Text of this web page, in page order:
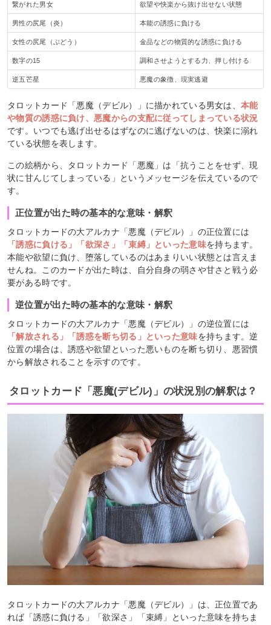
繋がれた男女 欲望や快楽から抜け出せない状態
男性の尻尾（炎） 本能の誘惑に負ける
女性の尻尾（ぶどう） 金品などの物質的な誘惑に負ける
数字の15 調和させようとする力、押し付ける
逆五芒星 悪魔の象徴、現実逃避
タロットカード「悪魔（デビル）」に描かれている男女は、本能
や物質の誘惑に負け、悪魔からの支配に従ってしまっている状況
です。いつでも逃げ出せるはずなのに逃げないのは、快楽に溺れ
ている状態を表します。
この絵柄から、タロットカード「悪魔」は「抗うことをせず、現
状に甘んじてしまっている」というメッセージを伝えているので
す。
正位置が出た時の基本的な意味・解釈
タロットカードの大アルカナ「悪魔（デビル）」の正位置には
「誘惑に負ける」「欲深さ」「束縛」といった意味を持ちます。
本能や欲望に負け、堕落しているのはあまりいい状態とは言えま
せんね。このカードが出た時は、自分自身の弱さや甘さと戦う必
要がある時です。
逆位置が出た時の基本的な意味・解釈
タロットカードの大アルカナ「悪魔（デビル）」の逆位置には
「解放される」「誘惑を断ち切る」といった意味を持ちます。逆
位置の場合は、誘惑や欲望といった悪いものを断ち切り、悪習慣
から解放されることを示すのです。
タロットカード「悪魔(デビル)」の状況別の解釈は？
タロットカードの大アルカナ「悪魔（デビル）」は、正位置であ
れば「誘惑に負ける」「欲深さ」「束縛」といった意味を持ちま